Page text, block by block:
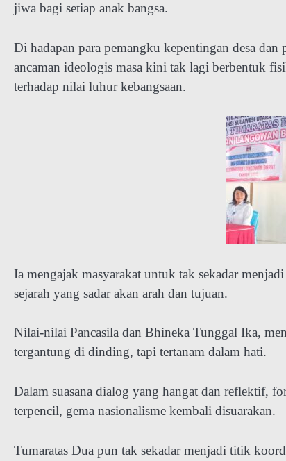
jiwa bagi setiap anak bangsa.
Di hadapan para pemangku kepentingan desa
ancaman ideologis masa kini tak lagi berbentuk
terhadap nilai luhur kebangsaan.
Ia mengajak masyarakat untuk tak sekadar
sejarah yang sadar akan arah dan tujuan.
Nilai-nilai Pancasila dan Bhineka Tunggal Ika,
tergantung di dinding, tapi tertanam dalam hati.
Dalam suasana dialog yang hangat dan reflektif,
terpencil, gema nasionalisme kembali disuarakan.
Tumaratas Dua pun tak sekadar menjadi titik